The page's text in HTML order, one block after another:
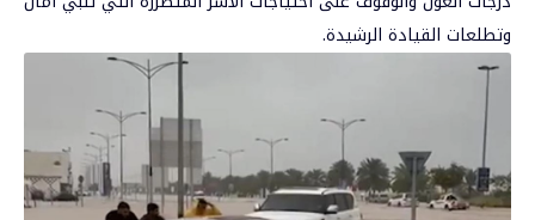
وتطلعات القيادة الرشيدة.